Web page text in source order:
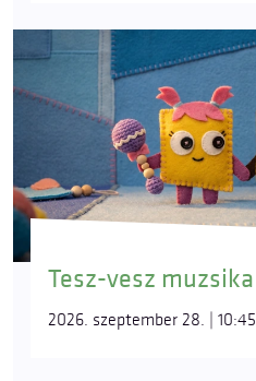
Tesz-vesz muzsika
2026. szeptember 28. | 10:45